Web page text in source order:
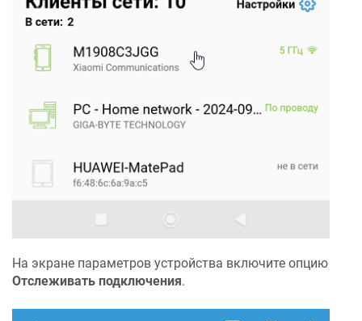
На экране параметров устройства включите опцию
Отслеживать подключения.